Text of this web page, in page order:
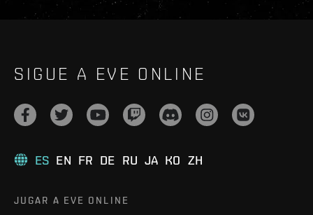
SIGUE A EVE ONLINE
ES EN FR DE RU JA KO ZH
JUGAR A EVE ONLINE